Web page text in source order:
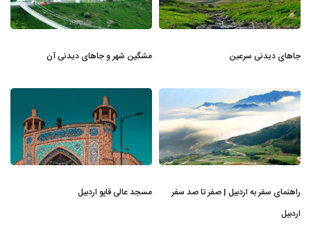
جاهای دیدنی سرعین مشگین شهر و جاهای دیدنی آن
راهنمای سفر به اردبیل | صفر تا صد سفر
اردبیل
مسجد عالی قاپو اردبیل